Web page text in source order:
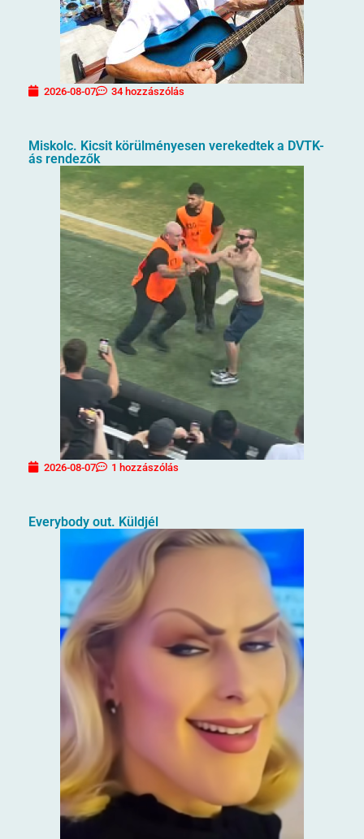
2026-08-07 34 hozzászólás
Miskolc. Kicsit körülményesen verekedtek a DVTK-
ás rendezők
2026-08-07 1 hozzászólás
Everybody out. Küldjél